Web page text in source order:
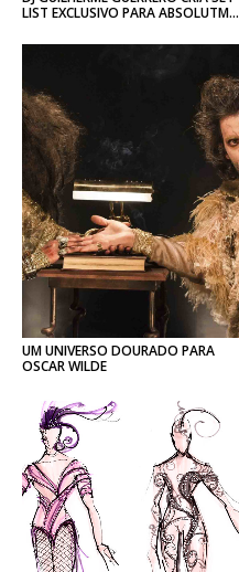
LIST EXCLUSIVO PARA ABSOLUTMAG
UM UNIVERSO DOURADO PARA
OSCAR WILDE